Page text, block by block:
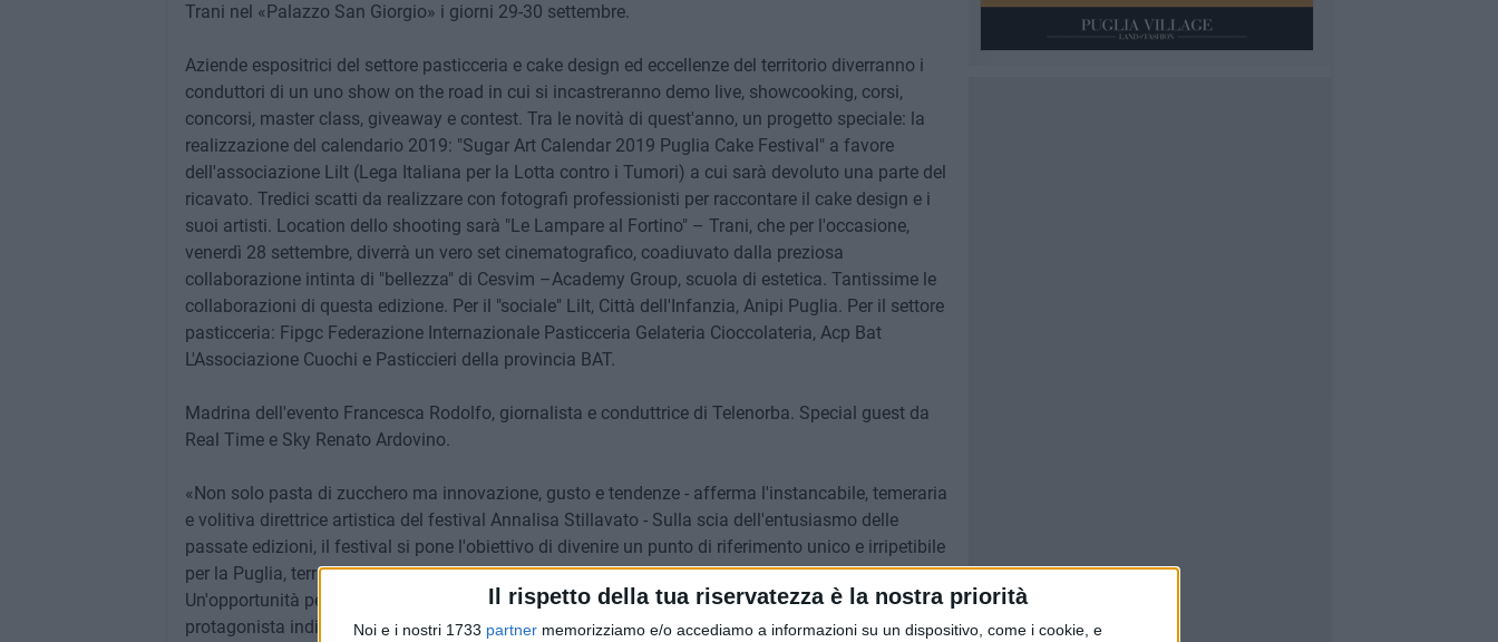
Il rispetto della tua riservatezza è la nostra priorità
Noi e i nostri 1733 partner memorizziamo e/o accediamo a informazioni su un dispositivo, come i cookie, e
Trani nel «Palazzo San Giorgio» i giorni 29-30 settembre.
Aziende espositrici del settore pasticceria e cake design ed eccellenze del territorio diverranno i
conduttori di un uno show on the road in cui si incastreranno demo live, showcooking, corsi,
concorsi, master class, giveaway e contest. Tra le novità di quest'anno, un progetto speciale: la
realizzazione del calendario 2019: "Sugar Art Calendar 2019 Puglia Cake Festival" a favore
dell'associazione Lilt (Lega Italiana per la Lotta contro i Tumori) a cui sarà devoluto una parte del
ricavato. Tredici scatti da realizzare con fotografi professionisti per raccontare il cake design e i
suoi artisti. Location dello shooting sarà "Le Lampare al Fortino" – Trani, che per l'occasione,
venerdì 28 settembre, diverrà un vero set cinematografico, coadiuvato dalla preziosa
collaborazione intinta di "bellezza" di Cesvim –Academy Group, scuola di estetica. Tantissime le
collaborazioni di questa edizione. Per il "sociale" Lilt, Città dell'Infanzia, Anipi Puglia. Per il settore
pasticceria: Fipgc Federazione Internazionale Pasticceria Gelateria Cioccolateria, Acp Bat
L'Associazione Cuochi e Pasticcieri della provincia BAT.
Madrina dell'evento Francesca Rodolfo, giornalista e conduttrice di Telenorba. Special guest da
Real Time e Sky Renato Ardovino.
«Non solo pasta di zucchero ma innovazione, gusto e tendenze - afferma l'instancabile, temeraria
e volitiva direttrice artistica del festival Annalisa Stillavato - Sulla scia dell'entusiasmo delle
passate edizioni, il festival si pone l'obiettivo di divenire un punto di riferimento unico e irripetibile
per la Puglia, terra incomparabile per la sua storia, i suoi sapori e la bellezza architettonica.
Un'opportunità per scoprire la Città di Trani attraverso guide organizzate. La dolcezza diverrà
protagonista indiscussa in una cornice straordinaria, destinata a divenire meta d'eccellenza e